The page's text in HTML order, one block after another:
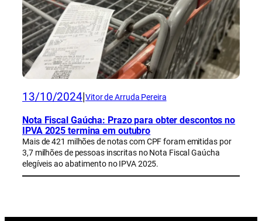
13/10/2024 Vitor de Arruda Pereira
Nota Fiscal Gaúcha: Prazo para obter descontos no
IPVA 2025 termina em outubro
Mais de 421 milhões de notas com CPF foram emitidas por
3,7 milhões de pessoas inscritas no Nota Fiscal Gaúcha
elegíveis ao abatimento no IPVA 2025.